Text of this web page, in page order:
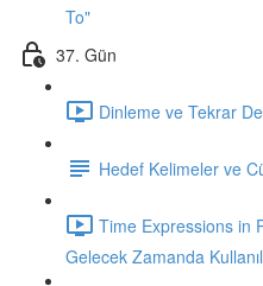
To"
37. Gün
Dinleme ve Tekrar
Hedef Kelimeler ve
Time Expressions in
Gelecek Zamanda